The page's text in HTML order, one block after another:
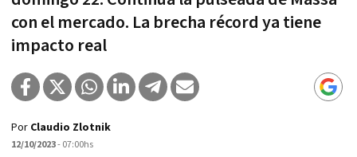
con el mercado. La brecha récord ya tiene
impacto real
Por Claudio Zlotnik
12/10/2023- 07:00hs